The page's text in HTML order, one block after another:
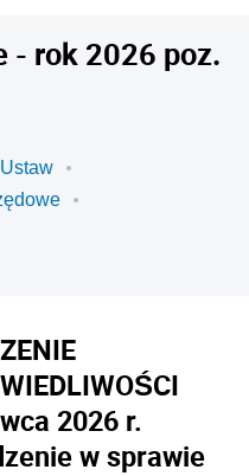
- rok 2026 poz.
2026 r.
w sprawie